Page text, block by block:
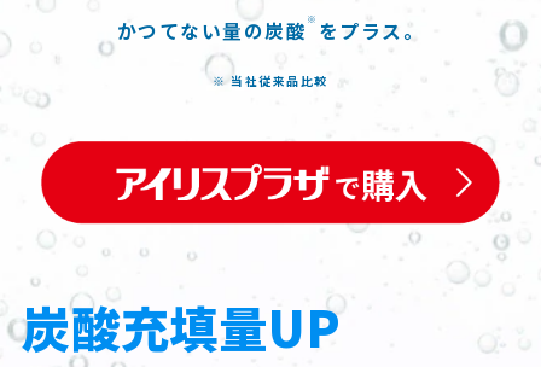
かつてない量の炭酸 ※ をプラス。
※ 当社従来品比較
炭酸充填量UP